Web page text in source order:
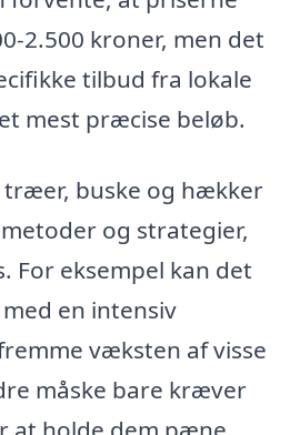
2.500 kroner, men det
tilbud fra lokale
mest præcise beløb.
buske og hækker
og strategier,
For eksempel kan det
en intensiv
væksten af visse
måske bare kræver